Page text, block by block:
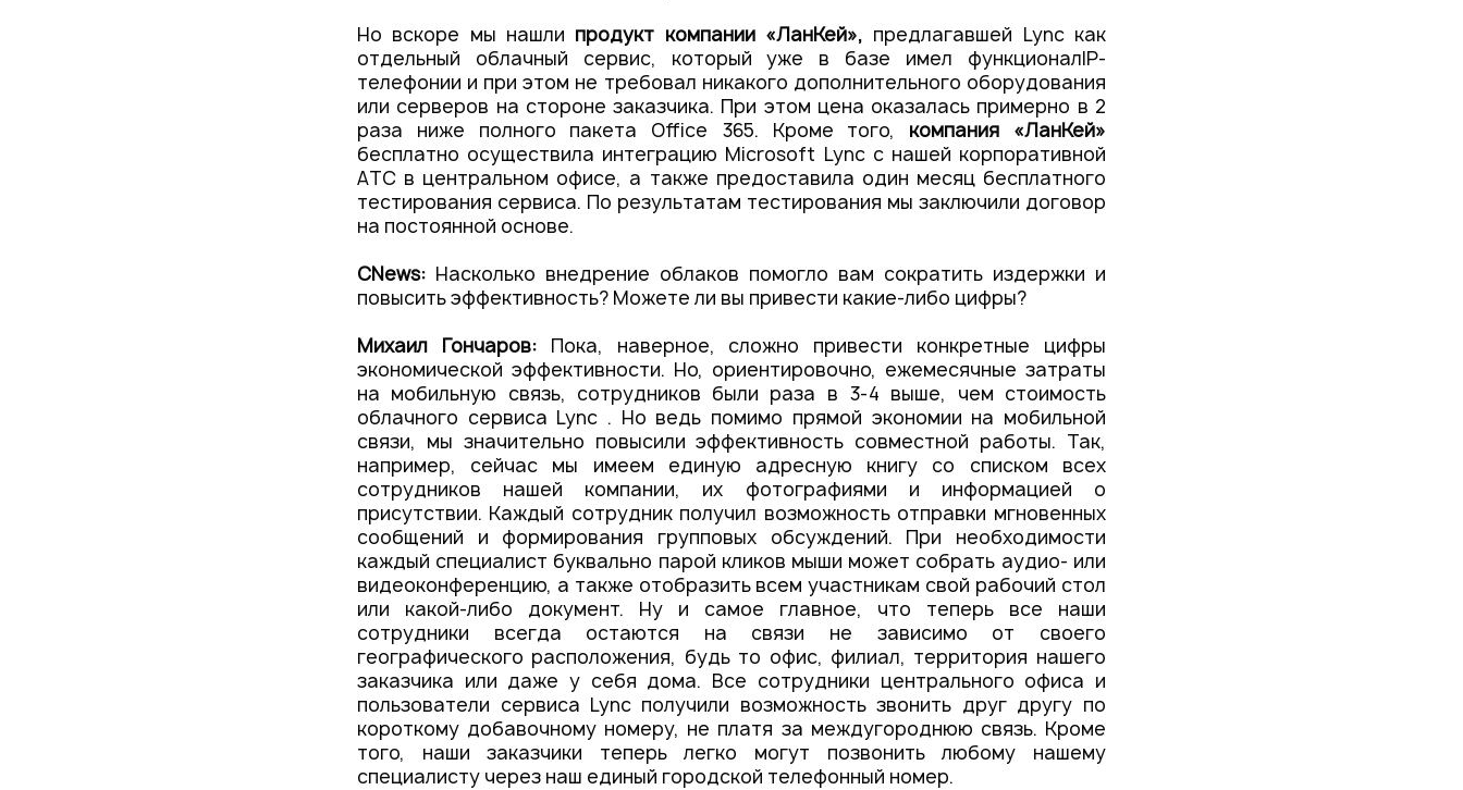
Но вскоре мы нашли продукт компании «ЛанКей», предлагавшей Lync как
отдельный облачный сервис, который уже в базе имел функционалIP-
телефонии и при этом не требовал никакого дополнительного оборудования
или серверов на стороне заказчика. При этом цена оказалась примерно в 2
раза ниже полного пакета Office 365. Кроме того,
компания «ЛанКей»
бесплатно осуществила интеграцию Microsoft Lync с нашей корпоративной
АТС в центральном офисе, а также предоставила один месяц бесплатного
тестирования сервиса. По результатам тестирования мы заключили договор
на постоянной основе.
CNews: Насколько внедрение облаков помогло вам сократить издержки и
повысить эффективность? Можете ли вы привести какие-либо цифры?
Михаил Гончаров: Пока, наверное, сложно привести конкретные цифры
экономической эффективности. Но, ориентировочно, ежемесячные затраты
на мобильную связь, сотрудников были раза в 3-4 выше, чем стоимость
облачного сервиса Lync . Но ведь помимо прямой экономии на мобильной
связи, мы значительно повысили эффективность совместной работы. Так,
например, сейчас мы имеем единую адресную книгу со списком всех
сотрудников нашей компании, их фотографиями и информацией о
присутствии. Каждый сотрудник получил возможность отправки мгновенных
сообщений и формирования групповых обсуждений. При необходимости
каждый специалист буквально парой кликов мыши может собрать аудио- или
видеоконференцию, а также отобразить всем участникам свой рабочий стол
или какой-либо документ. Ну и самое главное, что теперь все наши
сотрудники всегда остаются на связи не зависимо от своего
географического расположения, будь то офис, филиал, территория нашего
заказчика или даже у себя дома. Все сотрудники центрального офиса и
пользователи сервиса Lync получили возможность звонить друг другу по
короткому добавочному номеру, не платя за междугороднюю связь. Кроме
того, наши заказчики теперь легко могут позвонить любому нашему
специалисту через наш единый городской телефонный номер.